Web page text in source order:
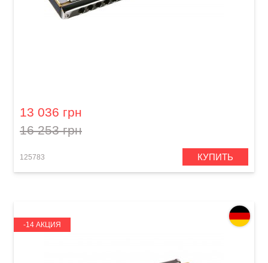
13 036 грн
16 253 грн
125783 КУПИТЬ
-14 АКЦИЯ